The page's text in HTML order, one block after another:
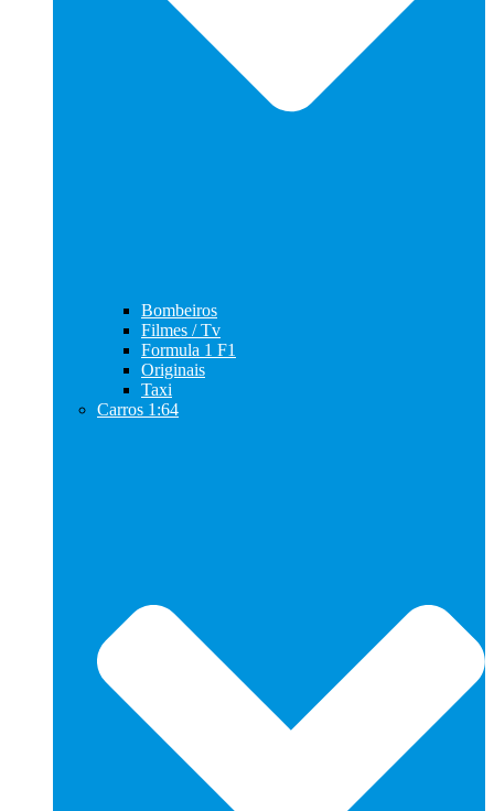
Bombeiros
Filmes / Tv
Formula 1 F1
Originais
Taxi
Carros 1:64